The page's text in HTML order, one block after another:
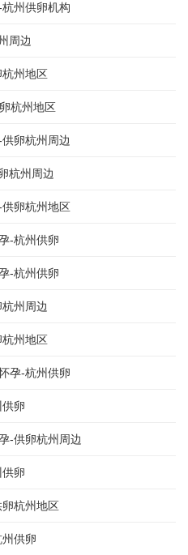
州供卵机构
周边
州地区
杭州地区
卵杭州周边
杭州周边
卵杭州地区
-杭州供卵
-杭州供卵
州周边
州地区
孕-杭州供卵
卵
-供卵杭州周边
卵
杭州地区
供卵